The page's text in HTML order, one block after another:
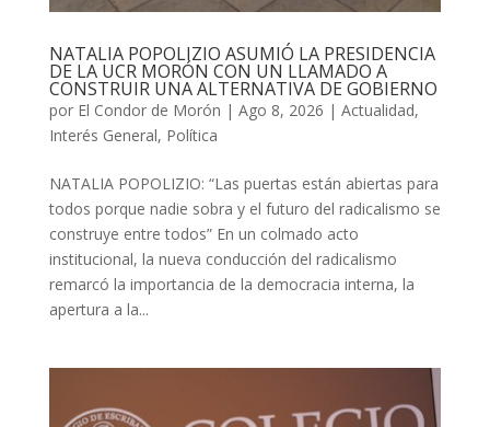
NATALIA POPOLIZIO ASUMIÓ LA PRESIDENCIA
DE LA UCR MORÓN CON UN LLAMADO A
CONSTRUIR UNA ALTERNATIVA DE GOBIERNO
por El Condor de Morón | Ago 8, 2026 | Actualidad,
Interés General, Política
NATALIA POPOLIZIO: “Las puertas están abiertas para
todos porque nadie sobra y el futuro del radicalismo se
construye entre todos” En un colmado acto
institucional, la nueva conducción del radicalismo
remarcó la importancia de la democracia interna, la
apertura a la...